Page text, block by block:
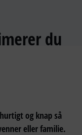
du
og knap så
eller familie.